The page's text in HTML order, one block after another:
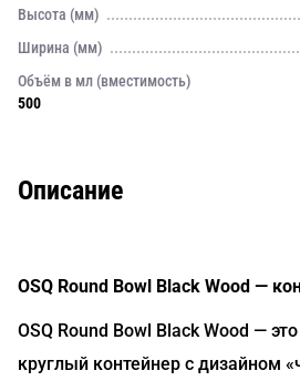
Высота (мм)
Ширина (мм)
Объём в мл (вместимость)
500
Описание
OSQ Round Bowl Black Wood —
OSQ Round Bowl Black Wood —
круглый контейнер с дизайном